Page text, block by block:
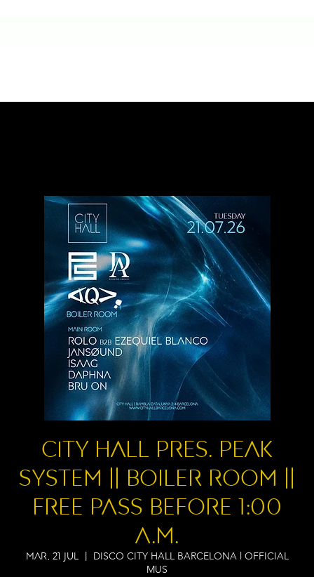
City Hall pres. PEAK
SYSTEM || BOILER ROOM ||
FREE PASS BEFORE 1:00
A.M.
mar, 21 jul
DISCO CITY HALL BARCELONA l OFFICIAL
MUS